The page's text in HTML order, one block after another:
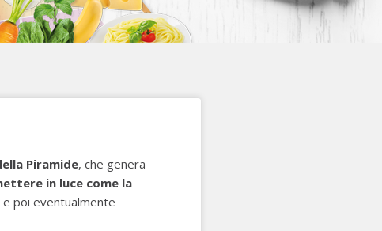
Piramide, che genera
in luce come la
e poi eventualmente